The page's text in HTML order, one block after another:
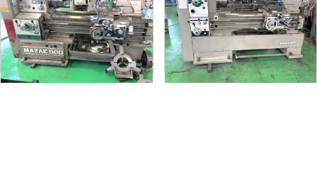
メーカー マザック
形 式MK-860S
年 式1989
メーカー 山崎
形 式MAZAK-ACE-1000
年 式1976